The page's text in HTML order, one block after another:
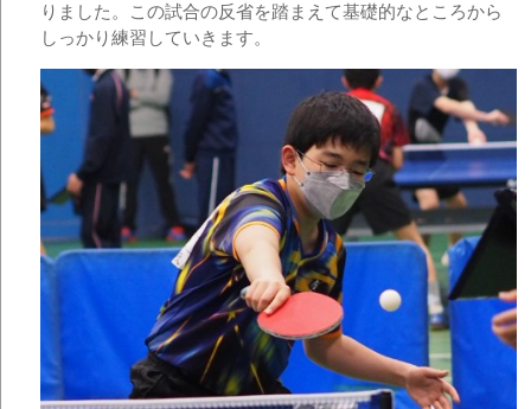
りました。この試合の反省を踏まえて基礎的なところから
しっかり練習していきます。